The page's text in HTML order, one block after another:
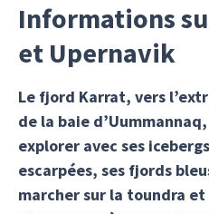
Informations
et Upernavik
Le fjord Karrat, vers
de la baie
explorer avec ses
escarpées, ses fjords
marcher sur la toundra et